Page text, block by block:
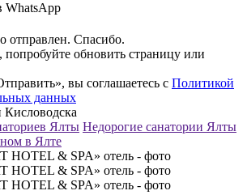
WhatsApp
отправлен. Спасибо.
обновить страницу или
вы соглашаетесь с Политикой
данных
Ялты Недорогие санатории Ялты
в Ялте